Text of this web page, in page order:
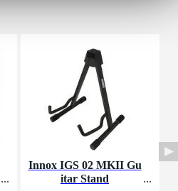
Innox IGS 02 MKII Gu
itar Stand